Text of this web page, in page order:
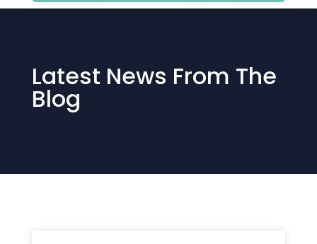
Latest News From The
Blog